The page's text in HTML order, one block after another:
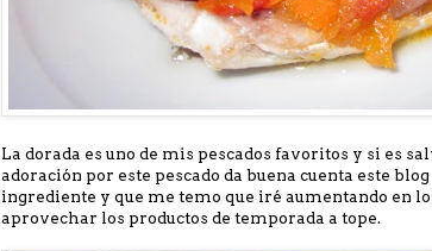
La dorada es uno de mis pescados favoritos y si es
adoración por este pescado da buena cuenta este
ingrediente y que me temo que iré aumentando en
aprovechar los productos de temporada a tope.